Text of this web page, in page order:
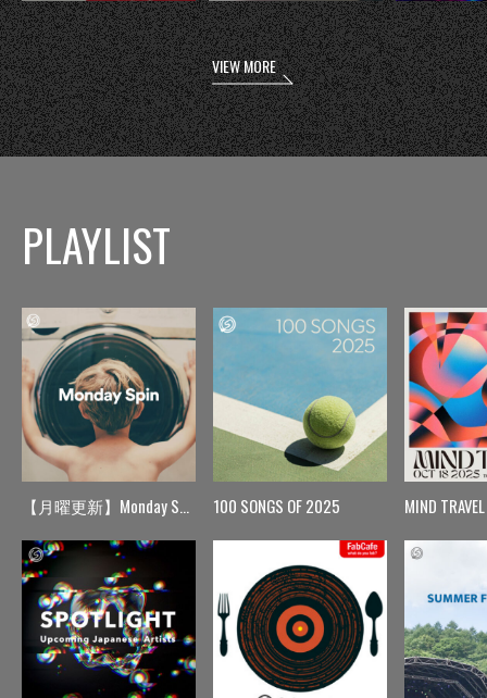
VIEW MORE
PLAYLIST
【月曜更新】Monday Spin 100 SONGS OF 2025 MIND TRAVEL